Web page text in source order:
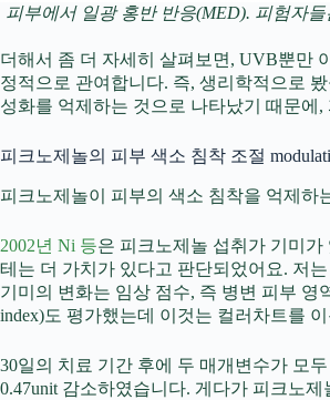
피부에서 일광 홍반 반응(MED). 피험자
더해서 좀 더 자세히 살펴보면, UVB뿐만
정적으로 관여합니다. 즉, 생리학적으로
성화를 억제하는 것으로 나타났기 때문에
피크노제놀의 피부 색소 침착 조절
피크노제놀이 피부의 색소 침착을 억제하
2002년 Ni 등은 피크노제놀 섭취가 기미
테는 더 가치가 있다고 판단되었어요. 저
기미의 변화는 임상 점수, 즉 병변 피부 영
index)도 평가했는데 이것는 컬러차트를
30일의 치료 기간 후에 두 매개변수가 모
0.47unit 감소하였습니다. 게다가 피크노